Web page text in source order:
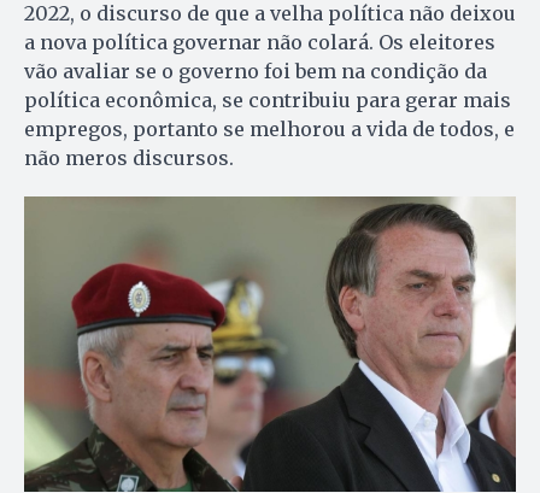
2022, o discurso de que a velha política não deixou
a nova política governar não colará. Os eleitores
vão avaliar se o governo foi bem na condição da
política econômica, se contribuiu para gerar mais
empregos, portanto se melhorou a vida de todos, e
não meros discursos.